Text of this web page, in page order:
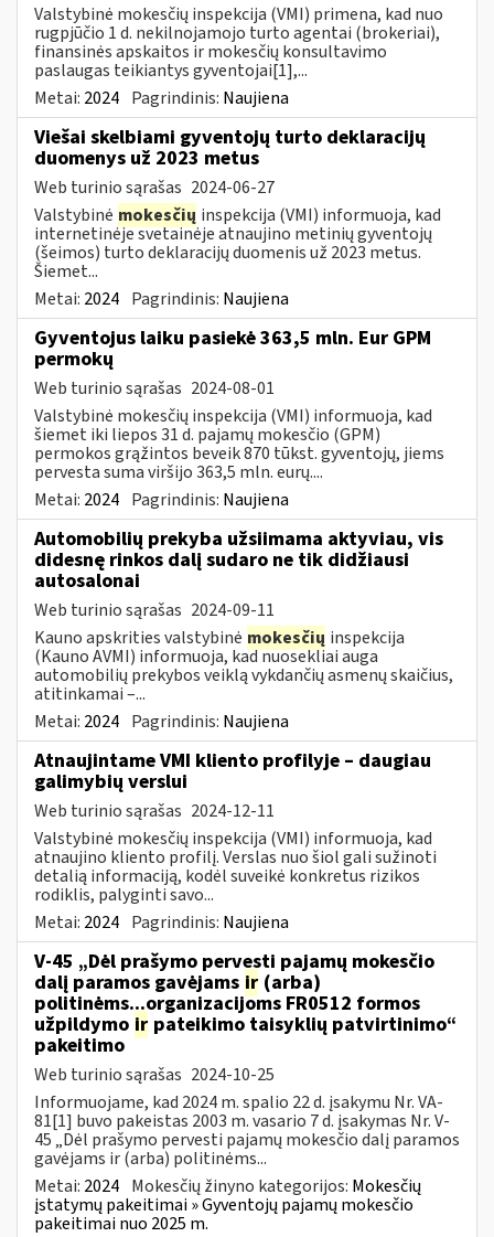
Valstybinė mokesčių inspekcija (VMI) primena, kad nuo
rugpjūčio 1 d. nekilnojamojo turto agentai (brokeriai),
finansinės apskaitos ir mokesčių konsultavimo
paslaugas teikiantys gyventojai[1],...
Metai: 2024 Pagrindinis: Naujiena
Viešai skelbiami gyventojų turto deklaracijų
duomenys už 2023 metus
Web turinio sąrašas 2024-06-27
Valstybinė mokesčių inspekcija (VMI) informuoja, kad
internetinėje svetainėje atnaujino metinių gyventojų
(šeimos) turto deklaracijų duomenis už 2023 metus.
Šiemet...
Metai: 2024 Pagrindinis: Naujiena
Gyventojus laiku pasiekė 363,5 mln. Eur GPM
permokų
Web turinio sąrašas 2024-08-01
Valstybinė mokesčių inspekcija (VMI) informuoja, kad
šiemet iki liepos 31 d. pajamų mokesčio (GPM)
permokos grąžintos beveik 870 tūkst. gyventojų, jiems
pervesta suma viršijo 363,5 mln. eurų....
Metai: 2024 Pagrindinis: Naujiena
Automobilių prekyba užsiimama aktyviau, vis
didesnę rinkos dalį sudaro ne tik didžiausi
autosalonai
Web turinio sąrašas 2024-09-11
Kauno apskrities valstybinė mokesčių inspekcija
(Kauno AVMI) informuoja, kad nuosekliai auga
automobilių prekybos veiklą vykdančių asmenų skaičius,
atitinkamai –...
Metai: 2024 Pagrindinis: Naujiena
Atnaujintame VMI kliento profilyje – daugiau
galimybių verslui
Web turinio sąrašas 2024-12-11
Valstybinė mokesčių inspekcija (VMI) informuoja, kad
atnaujino kliento profilį. Verslas nuo šiol gali sužinoti
detalią informaciją, kodėl suveikė konkretus rizikos
rodiklis, palyginti savo...
Metai: 2024 Pagrindinis: Naujiena
V-45 „Dėl prašymo pervesti pajamų mokesčio
dalį paramos gavėjams ir (arba)
politinėms...organizacijoms FR0512 formos
užpildymo ir pateikimo taisyklių patvirtinimo“
pakeitimo
Web turinio sąrašas 2024-10-25
Informuojame, kad 2024 m. spalio 22 d. įsakymu Nr. VA-
81[1] buvo pakeistas 2003 m. vasario 7 d. įsakymas Nr. V-
45 „Dėl prašymo pervesti pajamų mokesčio dalį paramos
gavėjams ir (arba) politinėms...
Metai: 2024 Mokesčių žinyno kategorijos: Mokesčių
įstatymų pakeitimai » Gyventojų pajamų mokesčio
pakeitimai nuo 2025 m.